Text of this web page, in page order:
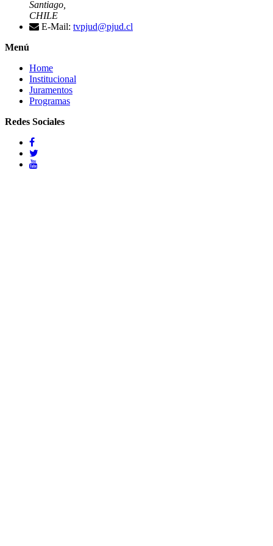
Santiago,
CHILE
E-Mail: tvpjud@pjud.cl
Menú
Home
Institucional
Juramentos
Programas
Redes Sociales